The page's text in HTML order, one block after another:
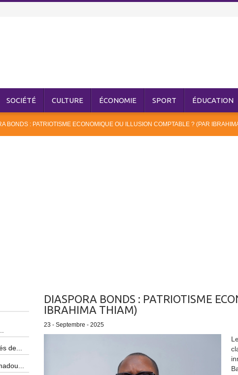
SOCIÉTÉ CULTURE ÉCONOMIE SPORT ÉDUCATION
BONDS : PATRIOTISME ECONOMIQUE OU ILLUSION COMPTABLE ? (PAR
DIASPORA BONDS : PATRIOTISME
IBRAHIMA THIAM)
23 - Septembre - 2025
de...